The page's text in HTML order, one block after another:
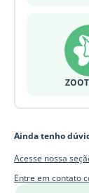
Ainda tenho
Acesse nossa
Entre em contato